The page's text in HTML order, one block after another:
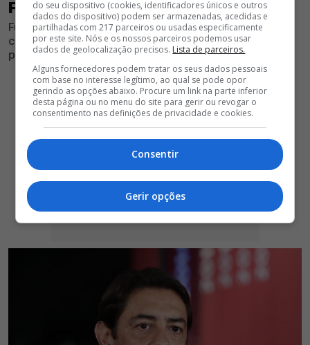
FUTEBOLISTA NÃO VAI RUMAR À LUZ
Futebolista esteve na lista de alvos das águias, mas
conversações entre as partes não chegaram a bom
porto, interrompendo as negociações
do seu dispositivo (cookies, identificadores únicos e outros
dados do dispositivo) podem ser armazenadas, acedidas e
partilhadas com 217 parceiros ou usadas especificamente
por este site. Nós e os nossos parceiros podemos usar
dados de geolocalização precisos. Lista de parceiros.
Alguns fornecedores podem tratar os seus dados pessoais
com base no interesse legítimo, ao qual se pode opor
gerindo as opções abaixo. Procure um link na parte inferior
desta página ou no menu do site para gerir ou revogar o
consentimento nas definições de privacidade e cookies.
Consentir
Gerir opções